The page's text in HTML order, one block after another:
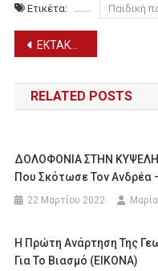
Ετικέτα: Παιδική
Πλοήγηση
άρθρων
ΕΚΤΑΚΤΟ-Α. ΤΖΙΤΖΙΚΩΣΤΑΣ: Δηλώσεις για όσα συνέβησαν στη Σμύρνη
RELATED POSTS
ΔΟΛΟΦΟΝΙΑ ΣΤΗΝ
Που Σκότωσε Τον Ανδρέα
22 Μαρτίου 2022
Η Πρώτη Ανάρτηση Της
Για Το Βιασμό (ΕΙΚΟΝΑ)